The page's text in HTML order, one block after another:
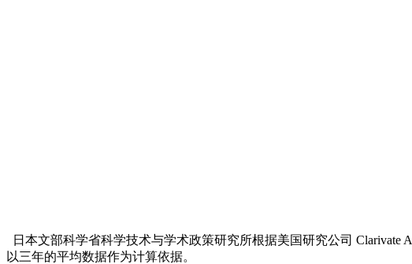
日本文部科学省科学技术与学术政策研究所根据美国研究公司 Clarivate
以三年的平均数据作为计算依据。